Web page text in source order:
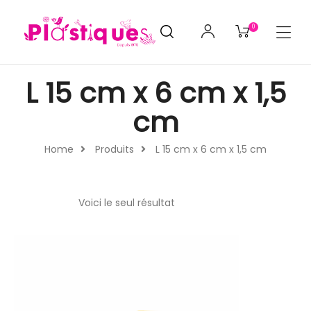
0
Home Produits L 15 cm x 6 cm x 1,5 cm
L 15 cm x 6 cm x 1,5
cm
Voici le seul résultat